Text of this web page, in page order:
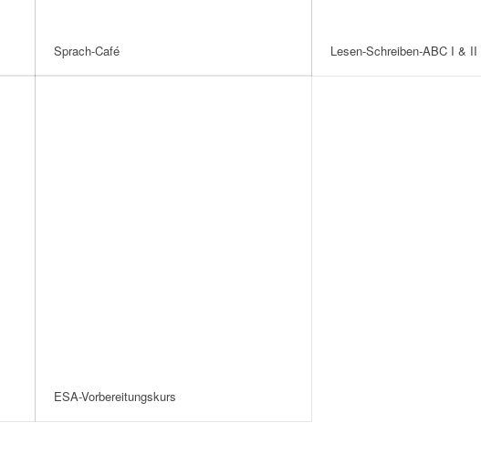
Sprach-Café Lesen-Schreiben-ABC I & II
ESA-Vorbereitungskurs